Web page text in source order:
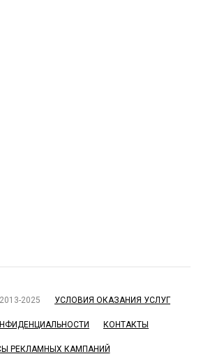
2025 УСЛОВИЯ ОКАЗАНИЯ УСЛУГ
КОНТАКТЫ
РЕКЛАМНЫХ КАМПАНИЙ